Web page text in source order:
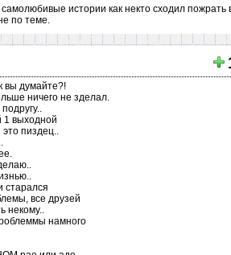
истории как некто сходил пожрать
по теме.
вы думайте?!
ничего не зделал.
1 выходной
это пиздец..
старался
все друзей
некому..
намного